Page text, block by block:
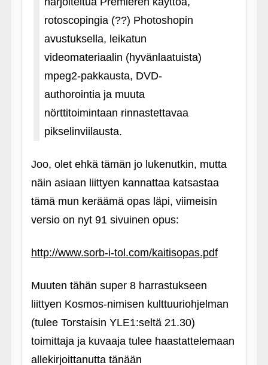
rotoscopingia (??) Photoshopin
avustuksella, leikatun
videomateriaalin (hyvänlaatuista)
mpeg2-pakkausta, DVD-
authorointia ja muuta
nörttitoimintaan rinnastettavaa
pikselinviilausta.
Joo, olet ehkä tämän jo lukenutkin, mutta
näin asiaan liittyen kannattaa katsastaa
tämä mun keräämä opas läpi, viimeisin
versio on nyt 91 sivuinen opus:
http://www.sorb-i-tol.com/kaitisopas.pdf
Muuten tähän super 8 harrastukseen
liittyen Kosmos-nimisen kulttuuriohjelman
(tulee Torstaisin YLE1:seltä 21.30)
toimittaja ja kuvaaja tulee haastattelemaan
allekirjoittanutta tänään